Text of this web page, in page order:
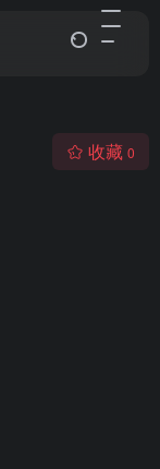
收藏 0